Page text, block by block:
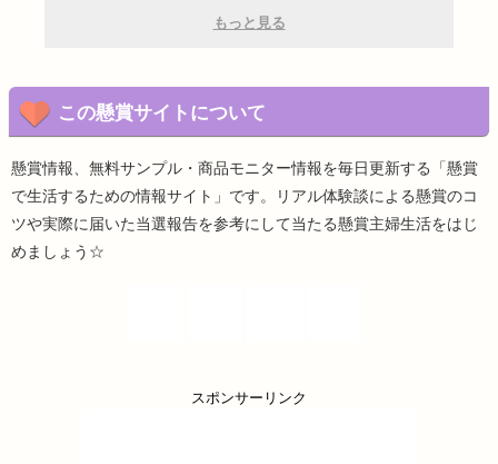
もっと見る
この懸賞サイトについて
懸賞情報、無料サンプル・商品モニター情報を毎日更新する「懸賞
で生活するための情報サイト」です。リアル体験談による懸賞のコ
ツや実際に届いた当選報告を参考にして当たる懸賞主婦生活をはじ
めましょう☆
スポンサーリンク